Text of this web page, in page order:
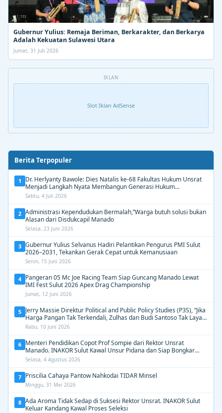
Gubernur Yulius: Remaja Beriman, Berkarakter, dan Berkarya
Adalah Kekuatan Sulawesi Utara
Jumat, 31 Juli 2026
IKLAN
Slot Iklan AdSense
Berita Terpopuler
1
Dr. Herlyanty Bawole: Dies Natalis ke-68 Fakultas Hukum Unsrat
Menjadi Langkah Nyata Membangun Generasi Hukum
Berdampak
Sabtu, 4 Juli 2026
2 Administrasi Kependudukan Bermalah,”Warga butuh solusi bukan
Alasan dari Disdukcapil Manado
Selasa, 23 Juni 2026
3 Gubernur Yulius Selvanus Hadiri Pelantikan Pengurus PMI Sulut
2026–2031, Tekankan Gerak Cepat untuk Kemanusiaan
Senin, 15 Juni 2026
4 Pangeran 05 Mc Joe Racing Team Siap Guncang Manado Lewat
IMI Fest Sulut 2026 Apex Drag Championship
Jumat, 12 Juni 2026
5 Jerry Massie Direktur Political and Public Policy Studies (P3S), “Jika
Harga Pangan Tak Terkendali, Zulhas dan Budi Santoso Tak Layak
Dipertahankan”
Rabu, 10 Juni 2026
6 Menteri Pendidikan Copot Prof Sompie dari Rektor Unsrat
Manado. INAKOR Sulut Kawal Unsur Pidana dan Siap Bongkar
Aroma Busuk di Suksesi Rektor
Selasa, 4 Agustus 2026
7 Priscilia Cahaya Pantow Nahkodai TIDAR Minsel
Minggu, 31 Mei 2026
8 Ada Aroma Tidak Sedap di Suksesi Rektor Unsrat. INAKOR Sulut
Keluar Kandang Kawal Proses Seleksi